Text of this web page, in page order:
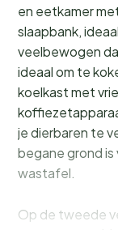
en eetkamer
slaapbank,
veelbewogen
ideaal om te
koelkast met
je dierbaren te
begane grond
wastafel.
Op de tweede